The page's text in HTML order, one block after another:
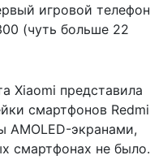
игровой телефон
(чуть больше 22
Xiaomi представила
смартфонов Redmi
AMOLED-экранами,
смартфонах не было.